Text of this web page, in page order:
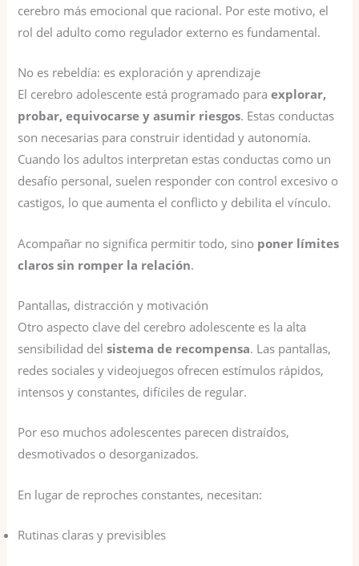
cerebro más emocional que racional. Por este motivo, el
rol del adulto como regulador externo es fundamental.
No es rebeldía: es exploración y aprendizaje
El cerebro adolescente está programado paraexplorar,
probar, equivocarse y asumir riesgos. Estas conductas
son necesarias para construir identidad y autonomía.
Cuando los adultos interpretan estas conductas como un
desafío personal, suelen responder con control excesivo o
castigos, lo que aumenta el conflicto y debilita el vínculo.
Acompañar no significa permitir todo, sino poner límites
claros sin romper la relación.
Pantallas, distracción y motivación
Otro aspecto clave del cerebro adolescente es la alta
sensibilidad delsistema de recompensa. Las pantallas,
redes sociales y videojuegos ofrecen estímulos rápidos,
intensos y constantes, difíciles de regular.
Por eso muchos adolescentes parecen distraídos,
desmotivados o desorganizados.
En lugar de reproches constantes, necesitan:
Rutinas claras y previsibles